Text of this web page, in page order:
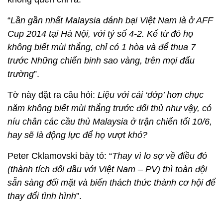
“Lần gần nhất Malaysia đánh bại Việt Nam là ở AFF
Cup 2014 tại Hà Nội, với tỷ số 4-2. Kể từ đó họ
không biết mùi thắng, chỉ có 1 hòa và để thua 7
trước Những chiến binh sao vàng, trên mọi đấu
trường”.
Tờ này đặt ra câu hỏi: Liệu với cái ‘dớp’ hơn chục
năm không biết mùi thắng trước đối thủ như vậy, có
níu chân các cầu thủ Malaysia ở trận chiến tối 10/6,
hay sẽ là động lực để họ vượt khó?
Peter Cklamovski bày tỏ: “Thay vì lo sợ về điều đó
(thành tích đối đầu với Việt Nam – PV) thì toàn đội
sẵn sàng đối mặt và biến thách thức thành cơ hội để
thay đổi tình hình”.